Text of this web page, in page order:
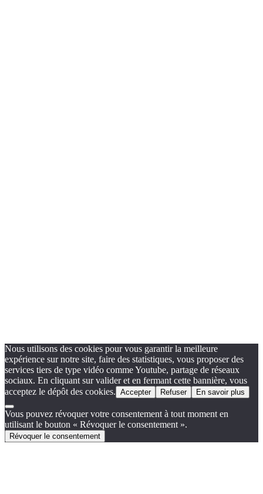
Nous utilisons des cookies pour vous garantir la meilleure
expérience sur notre site, faire des statistiques, vous proposer des
services tiers de type vidéo comme Youtube, partage de réseaux
sociaux. En cliquant sur valider et en fermant cette bannière, vous
acceptez le dépôt des cookies. Accepter Refuser En savoir plus
Vous pouvez révoquer votre consentement à tout moment en
utilisant le bouton « Révoquer le consentement ».
Révoquer le consentement